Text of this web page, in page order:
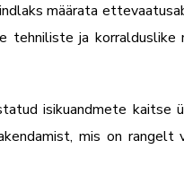
määrata
tehniliste ja korralduslike
isikuandmete kaitse
mis on rangelt